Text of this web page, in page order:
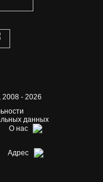
2008 - 2026
данных
О нас
Адрес